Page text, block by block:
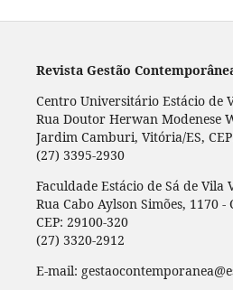
Revista Gestão
Centro Universitário Estácio de
Rua Doutor Herwan Modenese
Jardim Camburi, Vitória/ES,
(27) 3395-2930
Faculdade Estácio de Sá de Vila
Rua Cabo Aylson Simões, 1170 -
CEP: 29100-320
(27) 3320-2912
E-mail: